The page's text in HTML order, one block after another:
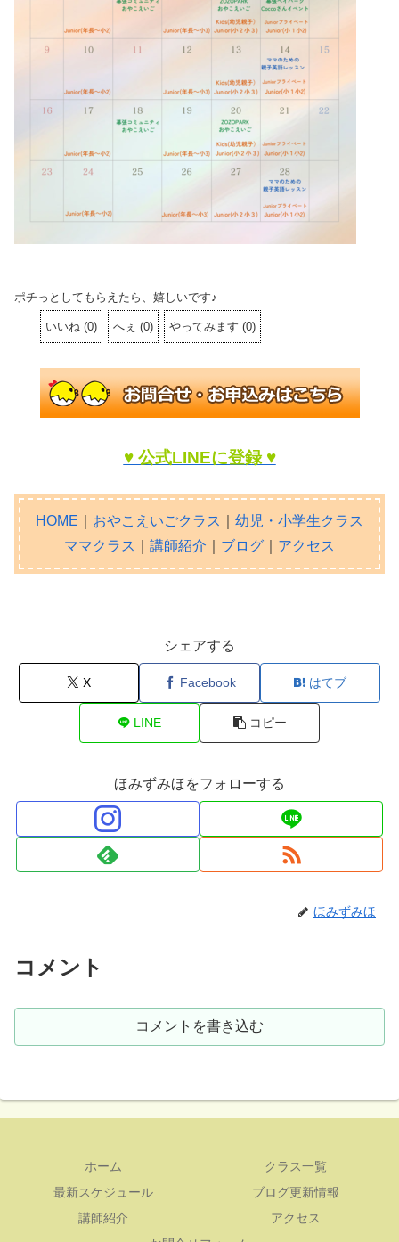
ポチっとしてもらえたら、嬉しいです♪
いいね (0) へぇ (0) やってみます (0)
♥ 公式LINEに登録 ♥
HOME おやこえいごクラス
幼児・小学生クラス
ママクラス
講師紹介 ブログ アクセス
シェアする
X Facebook はてブ
LINE コピー
ほみずみほをフォローする
ほみずみほ
コメント
コメントを書き込む
ホーム
クラス一覧
最新スケジュール
ブログ更新情報
講師紹介
アクセス